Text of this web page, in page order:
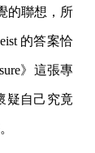
的聯想，所
的答案恰
》這張專
疑自己究竟